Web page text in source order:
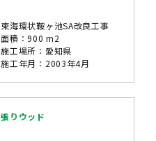
東海環状鞍ヶ池SA改良工事
面積：900 m2
施工場所：愛知県
施工年月：2003年4月
張りウッド